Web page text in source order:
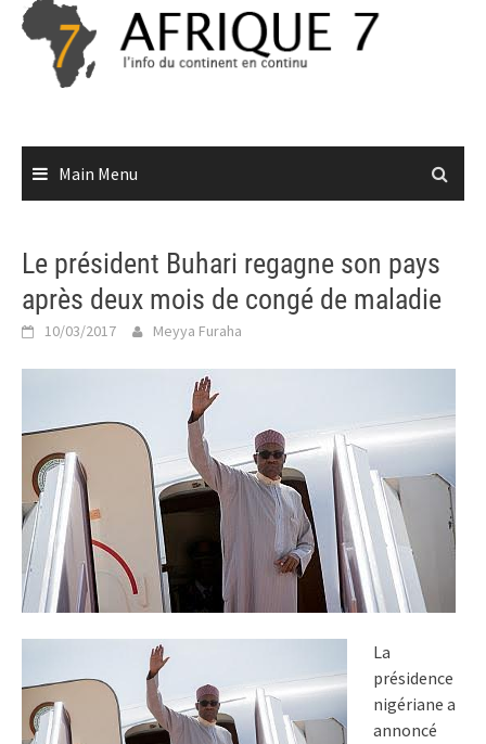
Skip
content
Main Menu
Le président Buhari regagne son pays
après deux mois de congé de maladie
10/03/2017 Meyya Furaha
La
présidence
nigériane a
annoncé